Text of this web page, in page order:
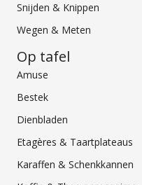
Snijden & Knippen
Wegen & Meten
Op tafel
Amuse
Bestek
Dienbladen
Etagères & Taartplateaus
Karaffen & Schenkkannen